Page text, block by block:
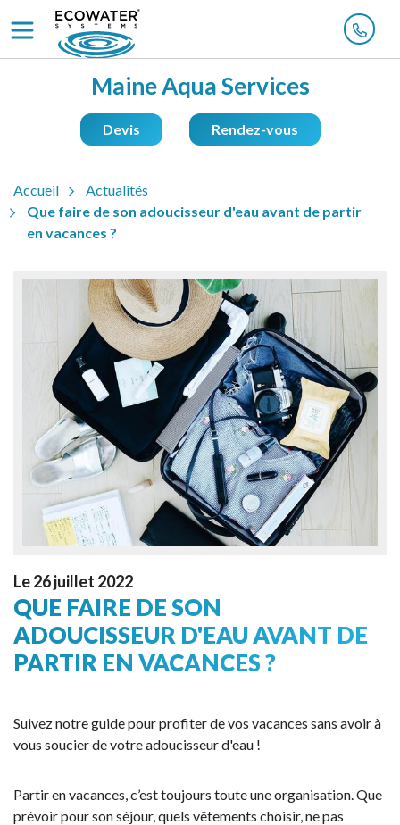
Maine Aqua Services
Devis Rendez-vous
Accueil
Actualités
Que faire de son adoucisseur d'eau avant de partir
en vacances ?
Le 26 juillet 2022
QUE FAIRE DE SON
ADOUCISSEUR D'EAU AVANT DE
PARTIR EN VACANCES ?
Suivez notre guide pour profiter de vos vacances sans avoir à
vous soucier de votre adoucisseur d'eau !
Partir en vacances, c’est toujours toute une organisation. Que
prévoir pour son séjour, quels vêtements choisir, ne pas